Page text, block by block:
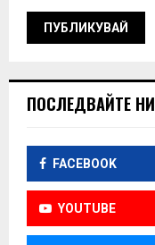
ПОСЛЕДВАЙТЕ НИ
FACEBOOK
YOUTUBE